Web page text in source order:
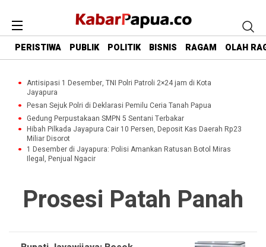
PERISTIWA PUBLIK POLITIK BISNIS RAGAM OLAH
Antisipasi 1 Desember, TNI Polri Patroli 2×24 jam di Kota
Jayapura
Pesan Sejuk Polri di Deklarasi Pemilu Ceria Tanah Papua
Gedung Perpustakaan SMPN 5 Sentani Terbakar
Hibah Pilkada Jayapura Cair 10 Persen, Deposit Kas Daerah Rp23
Miliar Disorot
1 Desember di Jayapura: Polisi Amankan Ratusan Botol Miras
Ilegal, Penjual Ngacir
Prosesi Patah Panah